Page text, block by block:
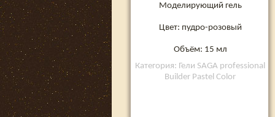
Моделирующий гель
Цвет: пудро-розовый
Объём: 15 мл
Категория: Гели SAGA professional
Builder Pastel Color